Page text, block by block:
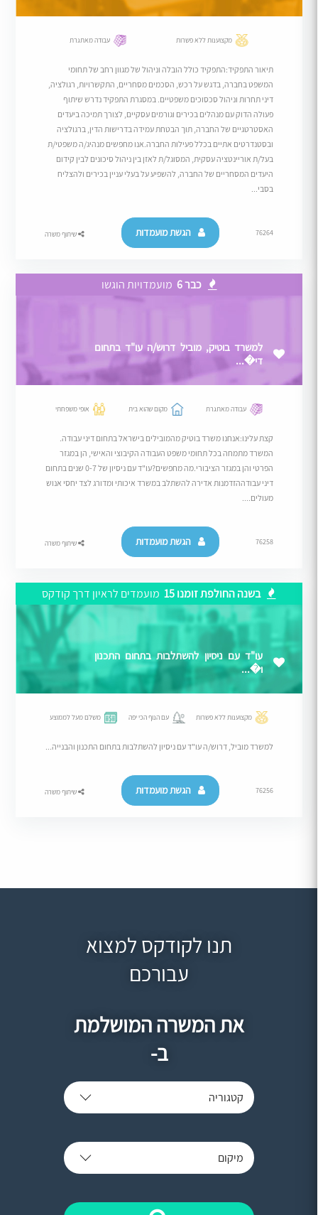
מקצוענות ללא פשרות עבודה מאתגרת
תיאור התפקיד:התפקיד כולל הובלה וניהול של מגוון רחב של תחומי
המשפט בחברה, בדגש על רכש, הסכמים מסחריים, התקשרויות, רגולציה,
דיני תחרות וניהול סכסוכים משפטיים. במסגרת התפקיד נדרש שיתוף
פעולה הדוק עם מנהלים בכירים וגורמים עסקיים, לצורך תמיכה ביעדים
האסטרטגיים של החברה, תוך הבטחת עמידה בדרישות הדין, ברגולציה
ובסטנדרטים אתיים בכלל פעילות החברה.אנו מחפשים מנהיג/ה משפטי/ת
בעל/ת אוריינטציה עסקית, המסוגל/ת לאזן בין ניהול סיכונים לבין קידום
היעדים המסחריים של החברה, להשפיע על בעלי עניין בכירים ולהצליח
בסבי...
76264 הגשת מועמדות שיתוף משרה
כבר 6 מועמדויות הוגשו
למשרד בוטיק, מוביל דרוש/ה עו"ד בתחום
די�...
עבודה מאתגרת מקום שהוא בית אופי משפחתי
קצת עלינו:אנחנו משרד בוטיק מהמובילים בישראל בתחום דיני עבודה.
המשרד מתמחה בכל תחומי משפט העבודה הקיבוצי והאישי, הן במגזר
הפרטי והן במגזר הציבורי.מה מחפשים?עו"ד עם ניסיון של 0-7 שנים בתחום
דיני עבודההזדמנות אדירה להשתלב במשרד איכותי ומדורג לצד יחסי אנוש
מעולים....
76258 הגשת מועמדות שיתוף משרה
בשנה החולפת זומנו 15 מועמדים לראיון דרך קודקס
עו"ד עם ניסיון להשתלבות בתחום התכנון
ו�...
מקצוענות ללא פשרות עם הנוף הכי יפה משלם מעל לממוצע
למשרד מוביל, דרוש/ה עו"ד עם ניסיון להשתלבות בתחום התכנון והבנייה...
76256 הגשת מועמדות שיתוף משרה
תנו לקודקס למצוא
עבורכם
את המשרה המושלמת
ב-
קטגוריה
מיקום